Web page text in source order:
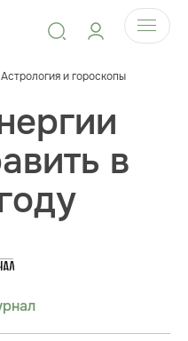
Астрология и гороскопы
в